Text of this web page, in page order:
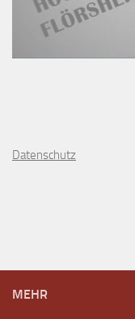
Datenschutz
MEHR